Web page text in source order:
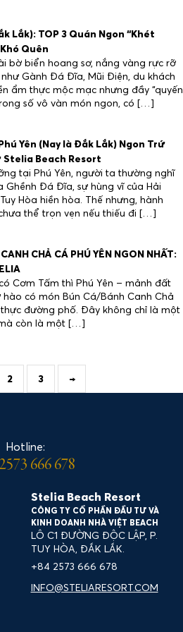
LẬP, P. TUY HÒA, ĐẮK LẮK
Lắk): TOP 3 Quán Ngon “Khét
Quên
bờ biển hoang sơ, nắng vàng rực rỡ
Gành Đá Đĩa, Mũi Điện, du khách
ẩm thực mộc mạc nhưng đầy “quyến
số vô vàn món ngon, có […]
Yên (Nay là Đắk Lắk) Ngon Trứ
Stelia Beach Resort
tại Phú Yên, người ta thường nghĩ
Ghềnh Đá Đĩa, sự hùng vĩ của Hải
Hòa hiền hòa. Thế nhưng, hành
thể trọn vẹn nếu thiếu đi […]
CHẢ CÁ PHÚ YÊN NGON NHẤT:
Cơm Tấm thì Phú Yên – mảnh đất
có món Bún Cá/Bánh Canh Chả
đường phố. Đây không chỉ là một
còn là một […]
2 3 →
Hotline:
666 678
Stelia Beach Resort
CÔNG TY CỔ PHẦN ĐẦU TƯ VÀ
KINH DOANH NHÀ VIỆT BEACH
LÔ C1 ĐƯỜNG ĐỘC LẬP, P.
TUY HÒA, ĐẮK LẮK.
+84 2573 666 678
INFO@STELIARESORT.COM